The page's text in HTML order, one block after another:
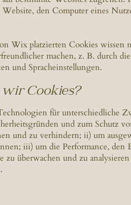
den Computer eines
Wix platzierten Cookies wissen
machen, z. B. durch die
und Spracheinstellungen.
Cookies?
für unterschiedliche
und zum Schutz
und zu verhindern; ii) um
iii) um die Performance, den
überwachen und zu